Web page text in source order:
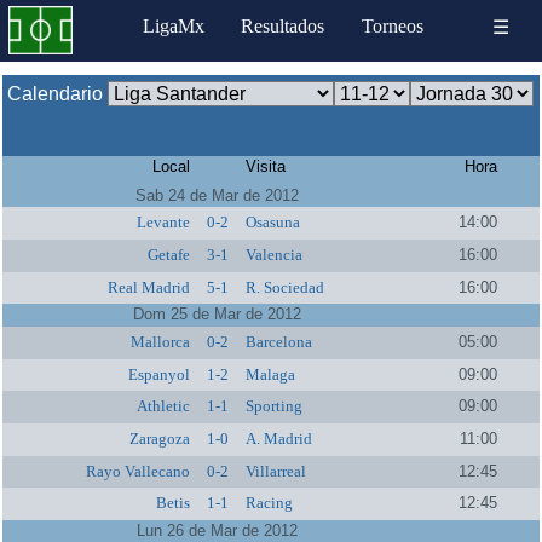
LigaMx Resultados Torneos ☰
Calendario
Local Visita
Hora
Sab 24 de Mar de 2012
Levante
0-2 Osasuna
14:00
Getafe
3-1 Valencia
16:00
Real Madrid
5-1 R. Sociedad
16:00
Dom 25 de Mar de 2012
Mallorca
0-2 Barcelona
05:00
Espanyol
1-2 Malaga
09:00
Athletic
1-1 Sporting
09:00
Zaragoza
1-0 A. Madrid
11:00
Rayo Vallecano
0-2 Villarreal
12:45
Betis
1-1 Racing
12:45
Lun 26 de Mar de 2012